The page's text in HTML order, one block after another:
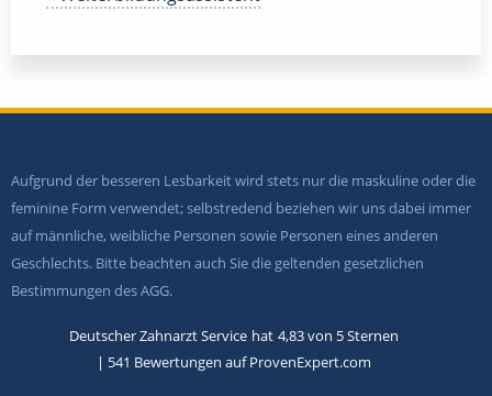
Aufgrund der besseren Lesbarkeit wird stets nur die maskuline oder die
feminine Form verwendet; selbstredend beziehen wir uns dabei immer
auf männliche, weibliche Personen sowie Personen eines anderen
Geschlechts. Bitte beachten auch Sie die geltenden gesetzlichen
Bestimmungen des AGG.
Deutscher Zahnarzt Service hat 4,83von 5Sternen
| 541 Bewertungen auf ProvenExpert.com